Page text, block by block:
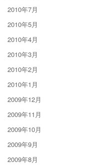
2010年7月
2010年5月
2010年4月
2010年3月
2010年2月
2010年1月
2009年12月
2009年11月
2009年10月
2009年9月
2009年8月